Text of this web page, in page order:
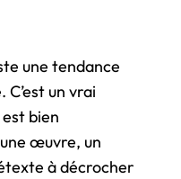
une tendance
un vrai
bien
œuvre, un
à décrocher